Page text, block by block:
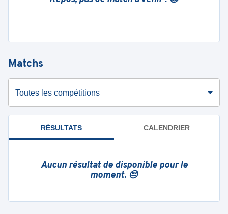
Matchs
Toutes les compétitions
RÉSULTATS CALENDRIER
Aucun résultat de disponible pour le
moment. 😔